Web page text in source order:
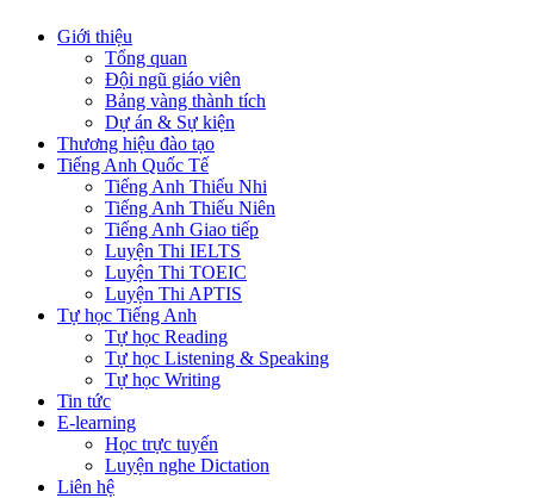
Giới thiệu
Tổng quan
Đội ngũ giáo viên
Bảng vàng thành tích
Dự án & Sự kiện
Thương hiệu đào tạo
Tiếng Anh Quốc Tế
Tiếng Anh Thiếu Nhi
Tiếng Anh Thiếu Niên
Tiếng Anh Giao tiếp
Luyện Thi IELTS
Luyện Thi TOEIC
Luyện Thi APTIS
Tự học Tiếng Anh
Tự học Reading
Tự học Listening & Speaking
Tự học Writing
Tin tức
E-learning
Học trực tuyến
Luyện nghe Dictation
Liên hệ